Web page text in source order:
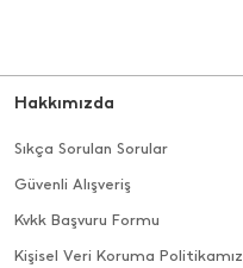
Hakkımızda
Sıkça Sorulan Sorular
Güvenli Alışveriş
Kvkk Başvuru Formu
Kişisel Veri Koruma Politikamız